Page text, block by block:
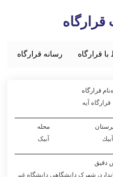
قرارگاه
با قرارگاه رسانه قرارگاه
نام قرارگاه
قرارگاه آیه
آبيك
محله
آبیک
دقیق
شهرک دانشگاهی دانشگاه غیر